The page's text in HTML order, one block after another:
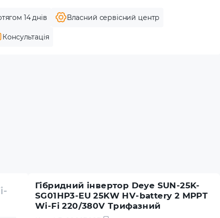
14 днів Власний сервісний центр
Консультація
Гібридний інвертор Deye SUN-25K-
SG01HP3-EU 25KW HV-battery 2 MPPT
Wi-Fi 220/380V Трифазний